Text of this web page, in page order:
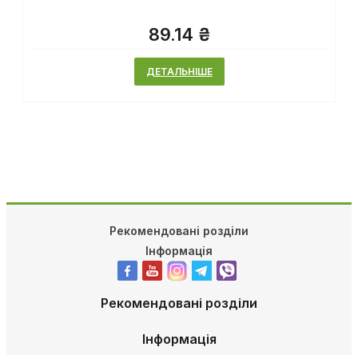
89.14 ₴
ДЕТАЛЬНІШЕ
Рекомендовані розділи
Інформація
Рекомендовані розділи
Інформація